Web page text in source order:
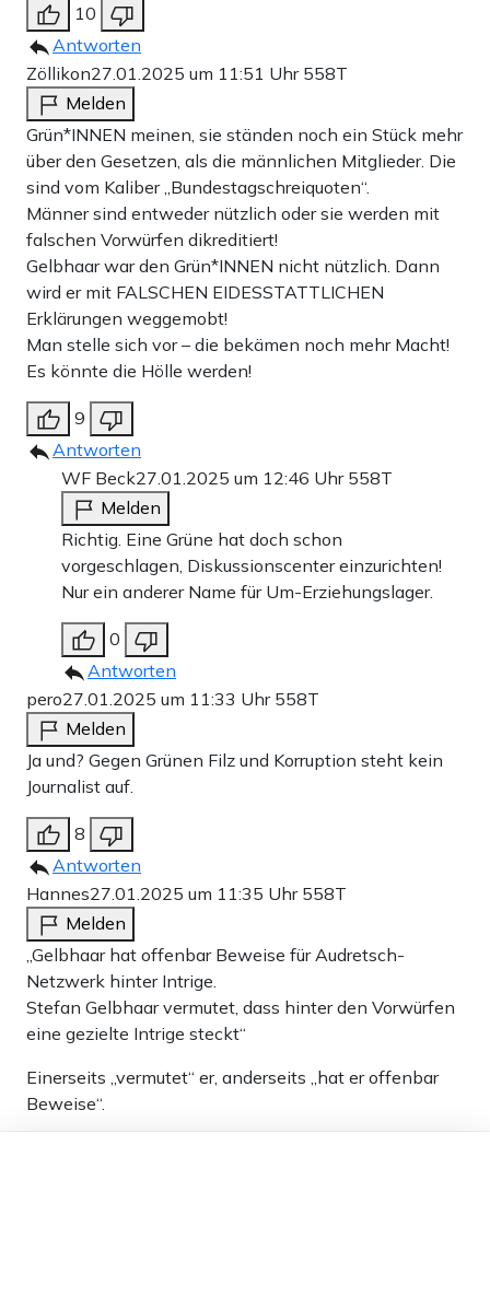
10
Antworten
Zöllikon27.01.2025 um 11:51 Uhr 558T
Melden
Grün*INNEN meinen, sie ständen noch ein Stück mehr
über den Gesetzen, als die männlichen Mitglieder. Die
sind vom Kaliber „Bundestagschreiquoten“.
Männer sind entweder nützlich oder sie werden mit
falschen Vorwürfen dikreditiert!
Gelbhaar war den Grün*INNEN nicht nützlich. Dann
wird er mit FALSCHEN EIDESSTATTLICHEN
Erklärungen weggemobt!
Man stelle sich vor – die bekämen noch mehr Macht!
Es könnte die Hölle werden!
9
Antworten
WF Beck27.01.2025 um 12:46 Uhr 558T
Melden
Richtig. Eine Grüne hat doch schon
vorgeschlagen, Diskussionscenter einzurichten!
Nur ein anderer Name für Um-Erziehungslager.
0
Antworten
pero27.01.2025 um 11:33 Uhr 558T
Melden
Ja und? Gegen Grünen Filz und Korruption steht kein
Journalist auf.
8
Antworten
Hannes27.01.2025 um 11:35 Uhr 558T
Melden
„Gelbhaar hat offenbar Beweise für Audretsch-
Netzwerk hinter Intrige.
Stefan Gelbhaar vermutet, dass hinter den Vorwürfen
eine gezielte Intrige steckt“
Einerseits „vermutet“ er, anderseits „hat er offenbar
Beweise“.